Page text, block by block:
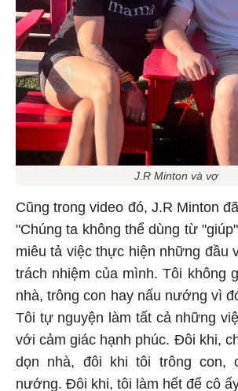
J.R Minton và vợ
Cũng trong video đó, J.R Minton
"Chúng ta không thể dùng từ
miêu tả việc thực hiện những đầu
trách nhiệm của mình. Tôi không
nhà, trông con hay nấu nướng vì
Tôi tự nguyện làm tất cả những
với cảm giác hạnh phúc. Đôi khi,
dọn nhà, đôi khi tôi trông con,
nướng. Đôi khi, tôi làm hết để cô